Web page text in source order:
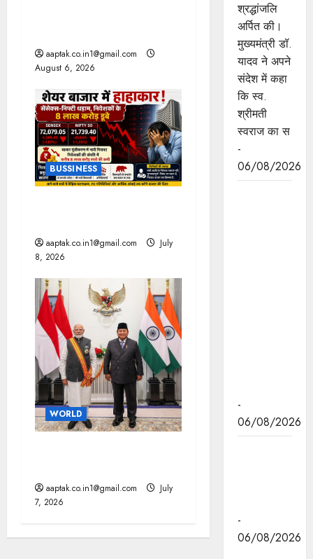
o
n
aaptak.co.in1@gmail.com
August 6, 2026
BUSSINESS
aaptak.co.in1@gmail.com
July
8, 2026
WORLD
aaptak.co.in1@gmail.com
July
7, 2026
श्रद्धांजलि
अर्पित की।
मुख्यमंत्री डॉ.
यादव ने अपने
संदेश में कहा
कि स्व.
श्रीमती
स्वराज का स
-
06/08/2026
-
06/08/2026
-
06/08/2026